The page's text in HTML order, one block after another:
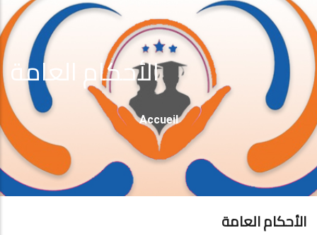
الأحكام العامة
Fil
D'Ariane
Accueil
الأحكام العامة